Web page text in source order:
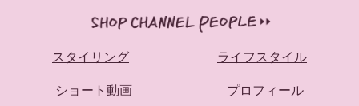
スタイリング ライフスタイル
ショート動画 プロフィール